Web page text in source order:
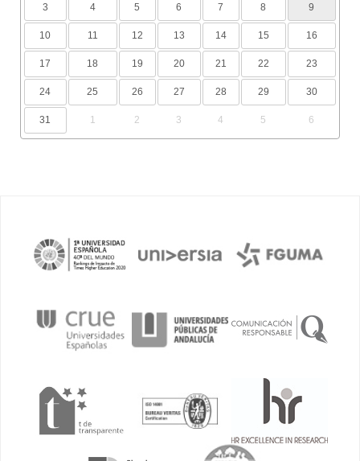
3 4 5 6 7 8 9
10 11 12 13 14 15 16
17 18 19 20 21 22 23
24 25 26 27 28 29 30
31 1 2 3 4 5 6